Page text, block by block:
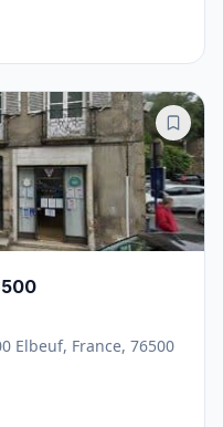
Elbeuf, France, 76500